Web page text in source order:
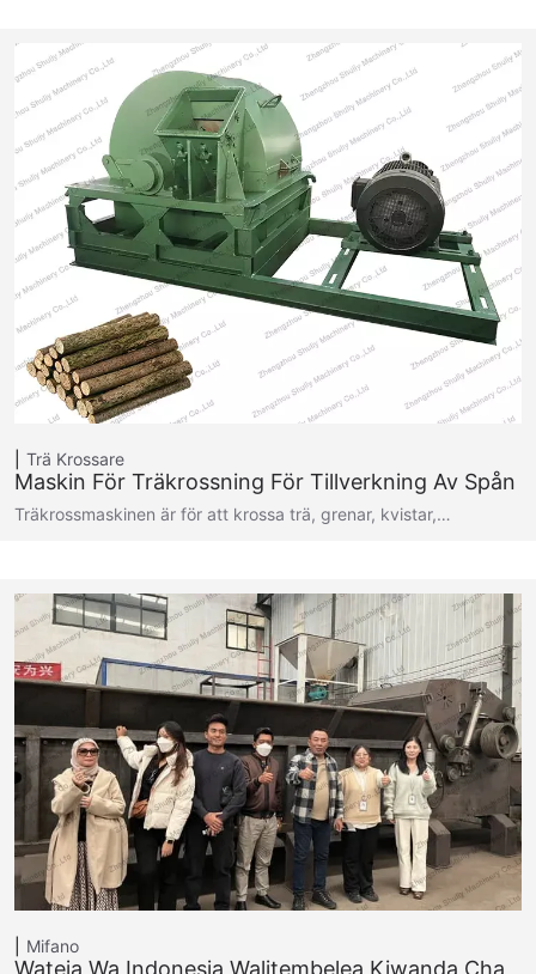
Trä Krossare
Maskin För Träkrossning För Tillverkning Av Spån
Träkrossmaskinen är för att krossa trä, grenar, kvistar,…
Mifano
Wateja Wa Indonesia Walitembelea Kiwanda Cha